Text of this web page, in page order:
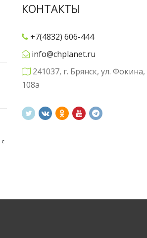
с
КОНТАКТЫ
+7(4832) 606-444
info@chplanet.ru
241037, г. Брянск, ул. Фокина,
108а